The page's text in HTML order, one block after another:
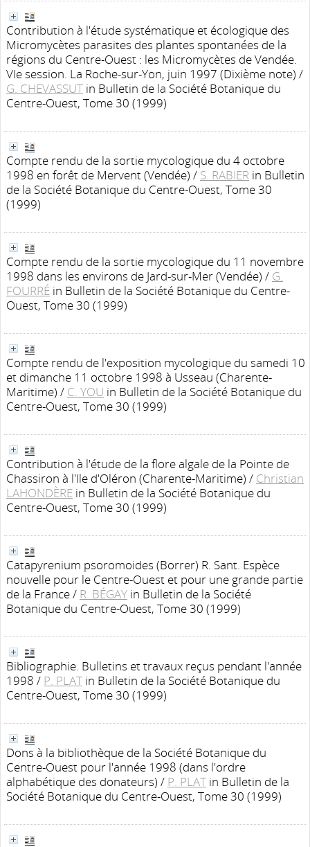
Contribution à l'étude systématique et écologique des
Micromycètes parasites des plantes spontanées de la
régions du Centre-Ouest : les Micromycètes de Vendée.
VIe session. La Roche-sur-Yon, juin 1997 (Dixième note) /
G. CHEVASSUT in Bulletin de la Société Botanique du
Centre-Ouest, Tome 30 (1999)
Compte rendu de la sortie mycologique du 4 octobre
1998 en forêt de Mervent (Vendée) / S. RABIER in Bulletin
de la Société Botanique du Centre-Ouest, Tome 30
(1999)
Compte rendu de la sortie mycologique du 11 novembre
1998 dans les environs de Jard-sur-Mer (Vendée) / G.
FOURRÉ in Bulletin de la Société Botanique du Centre-
Ouest, Tome 30 (1999)
Compte rendu de l'exposition mycologique du samedi 10
et dimanche 11 octobre 1998 à Usseau (Charente-
Maritime) / C. YOU in Bulletin de la Société Botanique du
Centre-Ouest, Tome 30 (1999)
Contribution à l'étude de la flore algale de la Pointe de
Chassiron à l'Ile d'Oléron (Charente-Maritime) / Christian
LAHONDÈRE in Bulletin de la Société Botanique du
Centre-Ouest, Tome 30 (1999)
Catapyrenium psoromoides (Borrer) R. Sant. Espèce
nouvelle pour le Centre-Ouest et pour une grande partie
de la France/ R. BÉGAY in Bulletin de la Société
Botanique du Centre-Ouest, Tome 30 (1999)
Bibliographie. Bulletins et travaux reçus pendant l'année
1998 / P. PLAT in Bulletin de la Société Botanique du
Centre-Ouest, Tome 30 (1999)
Dons à la bibliothèque de la Société Botanique du
Centre-Ouest pour l'année 1998 (dans l'ordre
alphabétique des donateurs) / P. PLAT in Bulletin de la
Société Botanique du Centre-Ouest, Tome 30 (1999)